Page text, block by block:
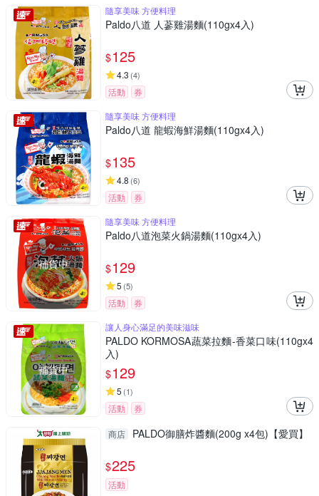
隨享美味 方便料理
Paldo八道 人蔘雞湯麵(110gx4入)
$125
4.3 (4)
活動
券
隨享美味 方便料理
Paldo八道 龍蝦海鮮湯麵(110gx4入)
$135
4.8 (6)
活動 券
補貨中
隨享美味 方便料理
Paldo八道泡菜火鍋湯麵(110gx4入)
$129
5 (5)
活動 券
補貨中
讓人身心滿足的美味滋味
PALDO KORMOSA蔬菜拉麵-香菜口味(110gx4
入)
$129
5 (1)
活動 券
商店 PALDO御膳炸醬麵(200g x4包)【愛買】
$225
活動